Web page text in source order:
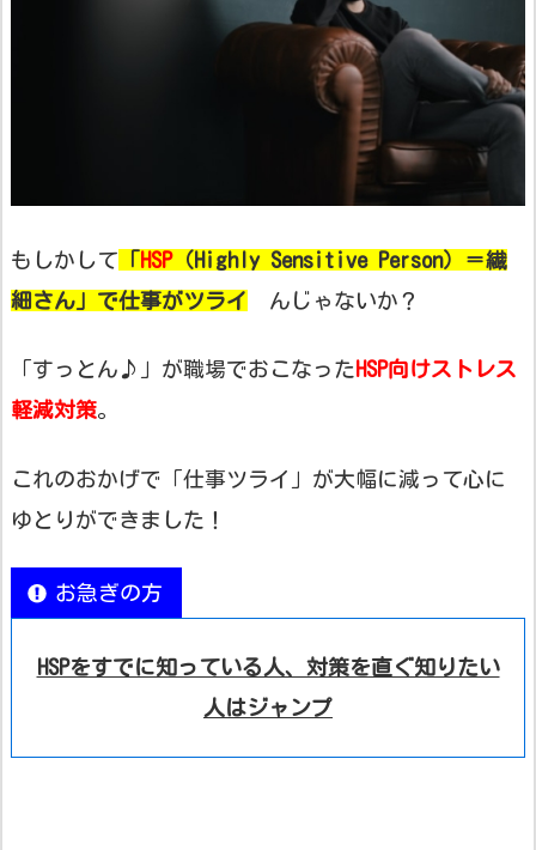
もしかして 「 HSP（Highly Sensitive Person）＝繊
細さん 」で仕事がツライ んじゃないか？
「すっとん♪」が職場でおこなった HSP向けストレス
軽減対策。
これのおかげで「仕事ツライ」が大幅に減って心に
ゆとりができました！
お急ぎの方
HSPをすでに知っている人、対策を直ぐ知りたい
人はジャンプ